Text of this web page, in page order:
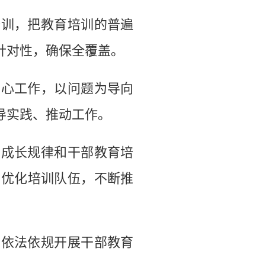
，把教育培训的普遍
性，确保全覆盖。
工作，以问题为导向
践、推动工作。
长规律和干部教育培
化培训队伍，不断推
法依规开展干部教育